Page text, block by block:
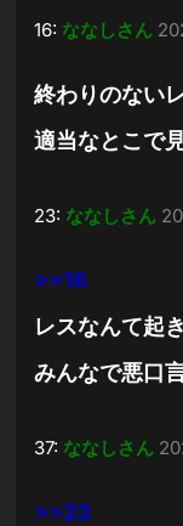
16: ななしさん
終わりのない
適当なとこで
23: ななしさん
>>16
レスなんて起
みんなで悪口
37: ななしさん
>>23